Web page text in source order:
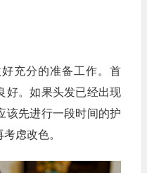
充分的准备工作。首
好。如果头发已经出现
该先进行一段时间的护
虑改色。